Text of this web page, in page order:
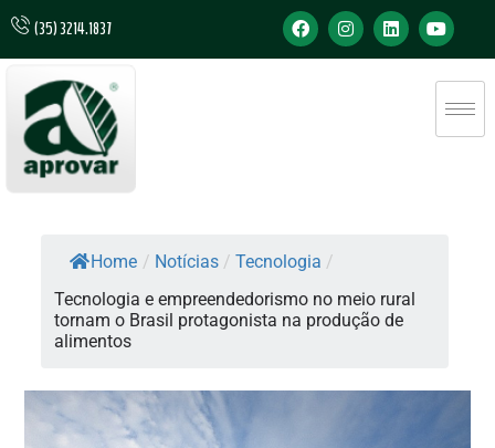
(35) 3214.1837
Home / Notícias / Tecnologia /
Tecnologia e empreendedorismo no meio rural
tornam o Brasil protagonista na produção de
alimentos